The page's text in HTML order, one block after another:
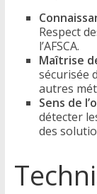
Respect
l’AFSCA.
Maîtrise
sécurisée
autres
Sens de
détecter
des